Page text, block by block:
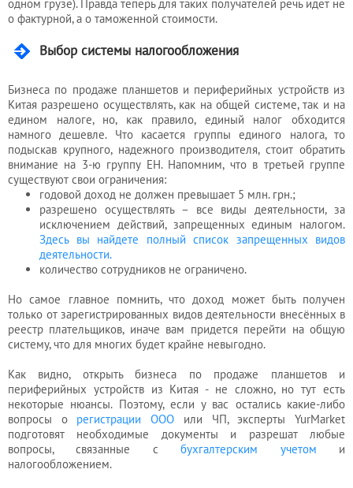
одном грузе). Правда теперь для таких получателей речь идет не
о фактурной, а о таможенной стоимости.
Выбор системы налогообложения
Бизнеса по продаже планшетов и периферийных устройств из
Китая разрешено осуществлять, как на общей системе, так и на
едином налоге, но, как правило, единый налог обходится
намного дешевле. Что касается группы единого налога, то
подыскав крупного, надежного производителя, стоит обратить
внимание на 3-ю группу EH. Напомним, что в третьей группе
существуют свои ограничения:
годовой доход не должен превышает 5 млн. грн.;
разрешено осуществлять – все виды деятельности, за
исключением действий, запрещенных единым налогом.
Здесь вы найдете полный список запрещенных видов
деятельности.
количество сотрудников не ограничено.
Но самое главное помнить, что доход может быть получен
только от зарегистрированных видов деятельности внесённых в
реестр плательщиков, иначе вам придется перейти на общую
систему, что для многих будет крайне невыгодно.
Как видно, открыть бизнеса по продаже планшетов и
периферийных устройств из Китая - не сложно, но тут есть
некоторые нюансы. Поэтому, если у вас остались какие-либо
вопросы о регистрации ООО или ЧП, эксперты YurMarket
подготовят необходимые документы и разрешат любые
вопросы, связанные сбухгалтерским учетом и
налогообложением.